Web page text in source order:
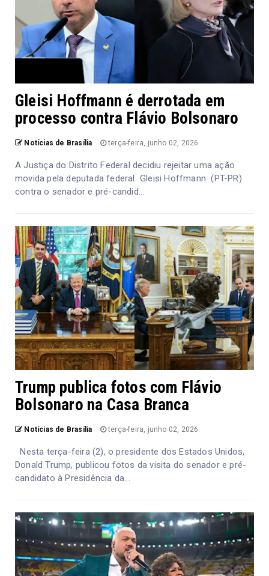
Gleisi Hoffmann é derrotada em
processo contra Flávio Bolsonaro
Notícias de Brasília terça-feira, junho 02, 2026
A Justiça do Distrito Federal decidiu rejeitar uma ação
movida pela deputada federal Gleisi Hoffmann (PT-PR)
contra o senador e pré-candid...
Trump publica fotos com Flávio
Bolsonaro na Casa Branca
Notícias de Brasília terça-feira, junho 02, 2026
Nesta terça-feira (2), o presidente dos Estados Unidos,
Donald Trump, publicou fotos da visita do senador e pré-
candidato à Presidência da...